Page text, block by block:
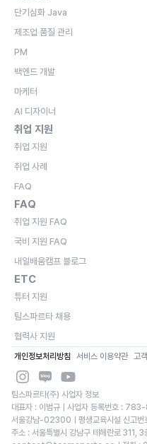
단기심화 Java
제조업 품질 관리
PM
백엔드 개발
마케터
AI 디자이너
취업 지원
취업 지원
취업 사례
FAQ
FAQ
취업 지원 FAQ
국비 지원 FAQ
내일배움캠프 블로그
ETC
튜터 지원
팀스파르타 채용
협력사 지원
개인정보처리방침 서비스 이용약관 고
팀스파르타(주) 사업자 정보
대표자 : 이범규ㅣ사업자 등록번호 :
서울강남-02300ㅣ평생교육시설 신고번
주소 : 서울특별시 강남구 테헤란로 311, 3